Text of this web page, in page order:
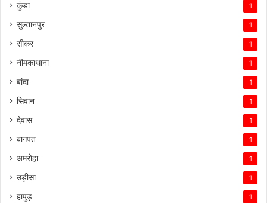
कुंडा 1
सुल्तानपुर 1
सीकर 1
नीमकाथाना 1
बांदा 1
सिवान 1
देवास 1
बागपत 1
अमरोहा 1
उड़ीसा 1
हापुड़ 1